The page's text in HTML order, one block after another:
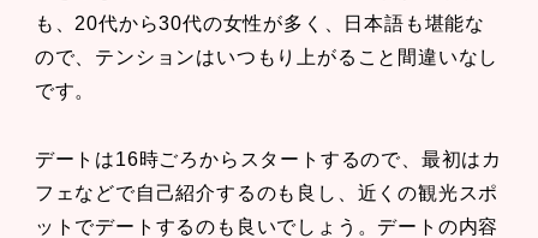
も、20代から30代の女性が多く、日本語も堪能な
ので、テンションはいつもり上がること間違いなし
です。
デートは16時ごろからスタートするので、最初はカ
フェなどで自己紹介するのも良し、近くの観光スポ
ットでデートするのも良いでしょう。デートの内容